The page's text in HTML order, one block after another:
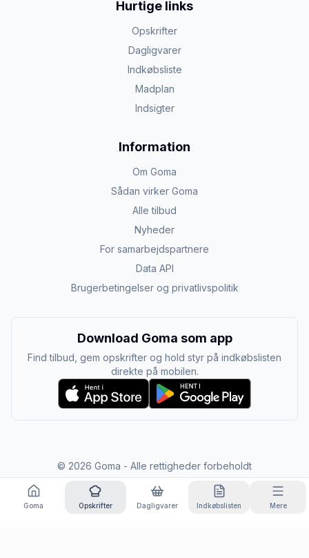
Hurtige links
Opskrifter
Dagligvarer
Indkøbsliste
Madplan
Indsigter
Information
Om Goma
Sådan virker Goma
Alle tilbud
Nyheder
For samarbejdspartnere
Data API
Brugerbetingelser og privatlivspolitik
Download Goma som app
Find tilbud, gem opskrifter og hold styr på indkøbslisten
direkte på mobilen.
© 2026 Goma - Alle rettigheder forbeholdt
Goma Opskrifter Dagligvarer Indkøbslisten Mere